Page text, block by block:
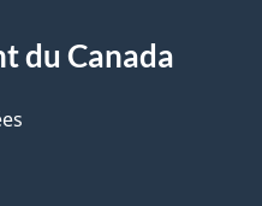
du Canada